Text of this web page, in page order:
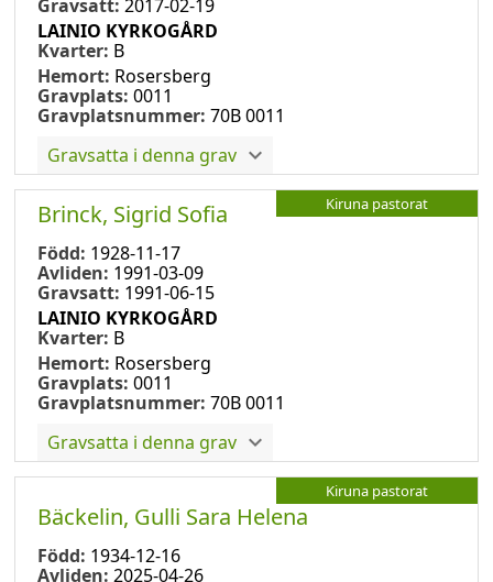
Gravsatt: 2017-02-19
LAINIO KYRKOGÅRD
Kvarter: B
Hemort: Rosersberg
Gravplats: 0011
Gravplatsnummer: 70B 0011
Gravsatta i denna grav
Kiruna pastorat
Brinck, Sigrid Sofia
Född: 1928-11-17
Avliden: 1991-03-09
Gravsatt: 1991-06-15
LAINIO KYRKOGÅRD
Kvarter: B
Hemort: Rosersberg
Gravplats: 0011
Gravplatsnummer: 70B 0011
Gravsatta i denna grav
Kiruna pastorat
Bäckelin, Gulli Sara Helena
Född: 1934-12-16
Avliden: 2025-04-26